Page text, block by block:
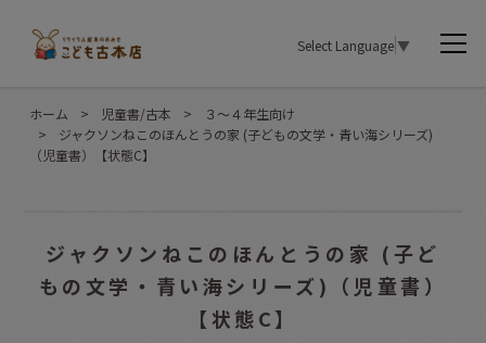
Select Language▼
ホーム > 児童書/古本 >
３〜４年生向け
>
ジャクソンねこのほんとうの家 (子どもの文学・青い海シリーズ)
（児童書）【状態C】
ジャクソンねこのほんとうの家 (子ど
もの文学・青い海シリーズ)（児童書）
【状態C】